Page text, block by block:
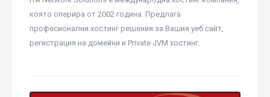
която оперира от 2002 година. Предлага
професионални хостинг решения за Вашия уеб сайт,
регистрация на домейни и Private JVM хостинг.